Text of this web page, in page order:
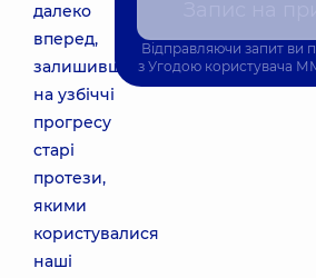
далеко
вперед,
залишивши
на узбіччі
прогресу
старі
протези,
якими
користувалися
наші
Відправляючи запит ви
з Угодою користувача